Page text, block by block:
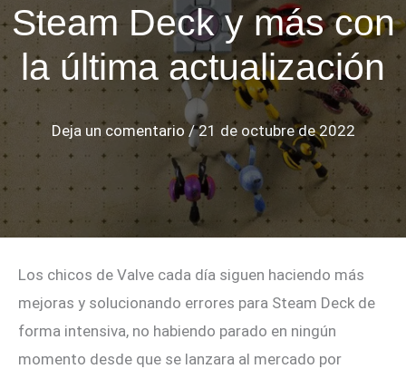
Steam Deck y más con
la última actualización
Deja un comentario /21 de octubre de 2022
Los chicos de Valve cada día siguen haciendo más
mejoras y solucionando errores para Steam Deck de
forma intensiva, no habiendo parado en ningún
momento desde que se lanzara al mercado por